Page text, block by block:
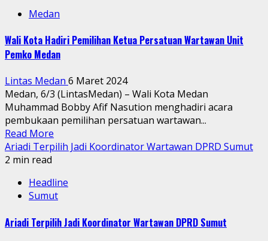
Medan
Wali Kota Hadiri Pemilihan Ketua Persatuan Wartawan Unit
Pemko Medan
Lintas Medan 6 Maret 2024
Medan, 6/3 (LintasMedan) – Wali Kota Medan
Muhammad Bobby Afif Nasution menghadiri acara
pembukaan pemilihan persatuan wartawan...
Read More
Ariadi Terpilih Jadi Koordinator Wartawan DPRD Sumut
2 min read
Headline
Sumut
Ariadi Terpilih Jadi Koordinator Wartawan DPRD Sumut